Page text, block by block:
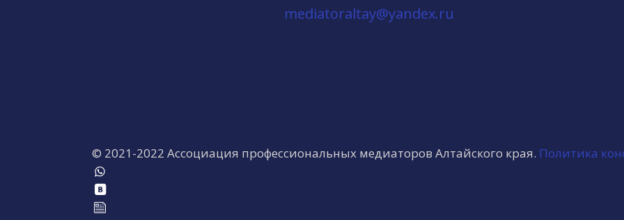
mediatoraltay@yandex.ru
© 2021-2022 Ассоциация профессиональных медиаторов Алтайского края. Политика